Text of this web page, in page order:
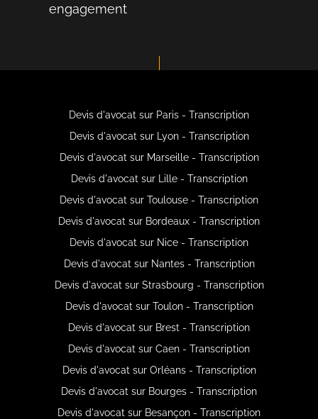
engagement
Devis d'avocat sur Paris - Transcription
Devis d'avocat sur Lyon - Transcription
Devis d'avocat sur Marseille - Transcription
Devis d'avocat sur Lille - Transcription
Devis d'avocat sur Toulouse - Transcription
Devis d'avocat sur Bordeaux - Transcription
Devis d'avocat sur Nice - Transcription
Devis d'avocat sur Nantes - Transcription
Devis d'avocat sur Strasbourg - Transcription
Devis d'avocat sur Toulon - Transcription
Devis d'avocat sur Brest - Transcription
Devis d'avocat sur Caen - Transcription
Devis d'avocat sur Orléans - Transcription
Devis d'avocat sur Bourges - Transcription
Devis d'avocat sur Besançon - Transcription